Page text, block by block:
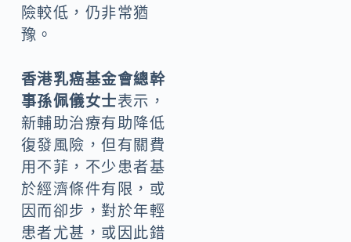
險較低，仍非常猶
豫。
香港乳癌基金會總幹
事孫佩儀女士表示，
新輔助治療有助降低
復發風險，但有關費
用不菲，不少患者基
於經濟條件有限，或
因而卻步，對於年輕
患者尤甚，或因此錯